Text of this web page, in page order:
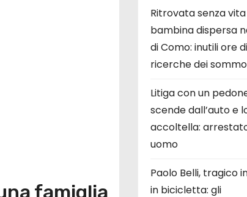
famiglia
Ritrovata senza
bambina dispersa
di Como: inutili ore di
ricerche dei
Litiga con un
scende dall’auto e
accoltella:
uomo
Paolo Belli, tragico
in bicicletta: gli